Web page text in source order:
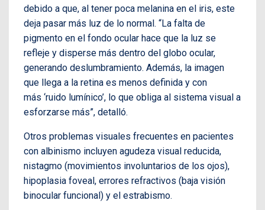
debido a que, al tener poca melanina en el iris, este
deja pasar más luz de lo normal. “La falta de
pigmento en el fondo ocular hace que la luz se
refleje y disperse más dentro del globo ocular,
generando deslumbramiento. Además, la imagen
que llega a la retina es menos definida y con
más ‘ruido lumínico’, lo que obliga al sistema visual a
esforzarse más”, detalló.
Otros problemas visuales frecuentes en pacientes
con albinismo incluyen agudeza visual reducida,
nistagmo (movimientos involuntarios de los ojos),
hipoplasia foveal, errores refractivos (baja visión
binocular funcional) y el estrabismo.